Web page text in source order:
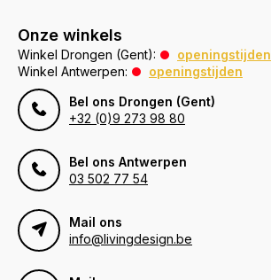
Onze winkels
Winkel Drongen (Gent):
openingstijden
Winkel Antwerpen:
openingstijden
Bel ons Drongen (Gent)
+32 (0)9 273 98 80
Bel ons Antwerpen
03 502 77 54
Mail ons
info@livingdesign.be